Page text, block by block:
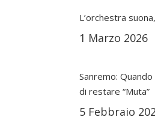
L’orchestra
1 Marzo 2026
Sanremo:
di restare “Muta”
5 Febbraio